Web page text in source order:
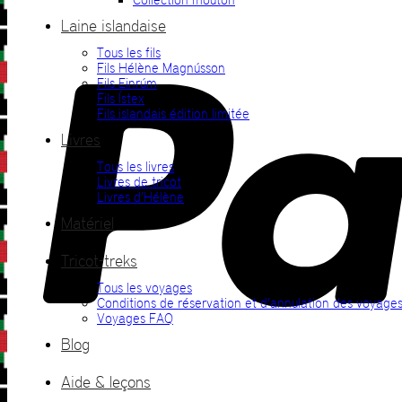
Laine islandaise
Tous les fils
Fils Hélène Magnússon
Fils Einrúm
Fils Ístex
Fils islandais édition limitée
Livres
Tous les livres
Livres de tricot
Livres d’Hélène
Matériel
Tricot-treks
Tous les voyages
Conditions de réservation et d’annulation des voyages
Voyages FAQ
Blog
Aide & leçons